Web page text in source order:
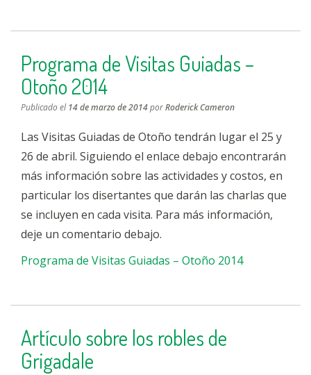
Programa de Visitas Guiadas –
Otoño 2014
Publicado el 14 de marzo de 2014porRoderick Cameron
Las Visitas Guiadas de Otoño tendrán lugar el 25 y
26 de abril. Siguiendo el enlace debajo encontrarán
más información sobre las actividades y costos, en
particular los disertantes que darán las charlas que
se incluyen en cada visita. Para más información,
deje un comentario debajo.
Programa de Visitas Guiadas – Otoño 2014
Artículo sobre los robles de
Grigadale